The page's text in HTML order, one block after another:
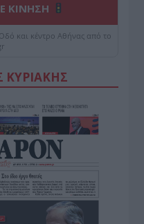
ΚΙΝΗΣΗ
και κέντρο Αθήνας από το